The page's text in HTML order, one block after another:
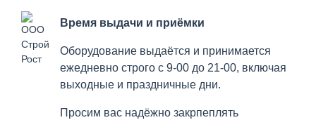
Время выдачи и приёмки
Оборудование выдаётся и принимается
ежедневно строго с 9-00 до 21-00, включая
выходные и праздничные дни.
Просим вас надёжно закрпеплять